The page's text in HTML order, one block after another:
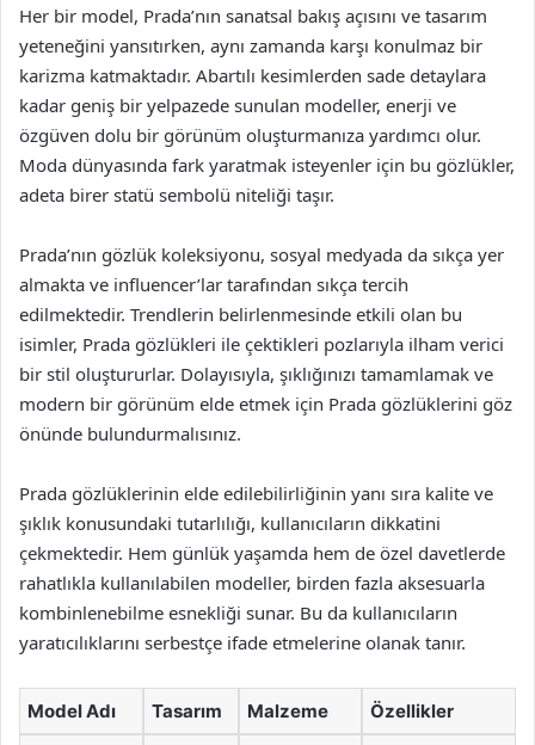
Her bir model, Prada’nın sanatsal bakış açısını ve tasarım
yeteneğini yansıtırken, aynı zamanda karşı konulmaz bir
karizma katmaktadır. Abartılı kesimlerden sade detaylara
kadar geniş bir yelpazede sunulan modeller, enerji ve
özgüven dolu bir görünüm oluşturmanıza yardımcı olur.
Moda dünyasında fark yaratmak isteyenler için bu gözlükler,
adeta birer statü sembolü niteliği taşır.
Prada’nın gözlük koleksiyonu, sosyal medyada da sıkça yer
almakta ve influencer’lar tarafından sıkça tercih
edilmektedir. Trendlerin belirlenmesinde etkili olan bu
isimler, Prada gözlükleri ile çektikleri pozlarıyla ilham verici
bir stil oluştururlar. Dolayısıyla, şıklığınızı tamamlamak ve
modern bir görünüm elde etmek için Prada gözlüklerini göz
önünde bulundurmalısınız.
Prada gözlüklerinin elde edilebilirliğinin yanı sıra kalite ve
şıklık konusundaki tutarlılığı, kullanıcıların dikkatini
çekmektedir. Hem günlük yaşamda hem de özel davetlerde
rahatlıkla kullanılabilen modeller, birden fazla aksesuarla
kombinlenebilme esnekliği sunar. Bu da kullanıcıların
yaratıcılıklarını serbestçe ifade etmelerine olanak tanır.
Model Adı Tasarım Malzeme Özellikler